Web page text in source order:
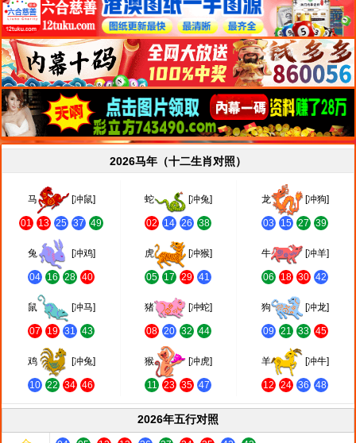
2026马年（十二生肖对照）
马 [冲鼠]
01 13 25 37 49
蛇 [冲兔]
02 14 26 38
龙 [冲狗]
03 15 27 39
兔 [冲鸡]
04 16 28 40
虎 [冲猴]
05 17 29 41
牛 [冲羊]
06 18 30 42
鼠 [冲马]
07 19 31 43
猪 [冲蛇]
08 20 32 44
狗 [冲龙]
09 21 33 45
鸡 [冲兔]
10 22 34 46
猴 [冲虎]
11 23 35 47
羊 [冲牛]
12 24 36 48
2026年五行对照